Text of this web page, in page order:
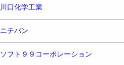
川口化学工業
ニチバン
ソフト９９コーポレーション